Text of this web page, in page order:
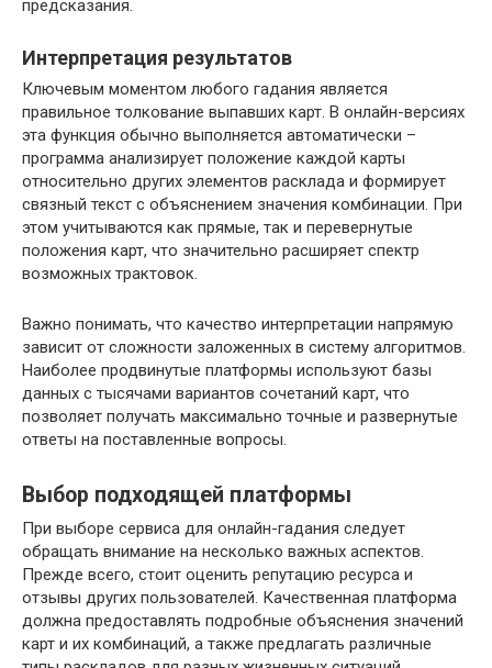
предсказания.
Интерпретация результатов
Ключевым моментом любого гадания является
правильное толкование выпавших карт. В онлайн-версиях
эта функция обычно выполняется автоматически –
программа анализирует положение каждой карты
относительно других элементов расклада и формирует
связный текст с объяснением значения комбинации. При
этом учитываются как прямые, так и перевернутые
положения карт, что значительно расширяет спектр
возможных трактовок.
Важно понимать, что качество интерпретации напрямую
зависит от сложности заложенных в систему алгоритмов.
Наиболее продвинутые платформы используют базы
данных с тысячами вариантов сочетаний карт, что
позволяет получать максимально точные и развернутые
ответы на поставленные вопросы.
Выбор подходящей платформы
При выборе сервиса для онлайн-гадания следует
обращать внимание на несколько важных аспектов.
Прежде всего, стоит оценить репутацию ресурса и
отзывы других пользователей. Качественная платформа
должна предоставлять подробные объяснения значений
карт и их комбинаций, а также предлагать различные